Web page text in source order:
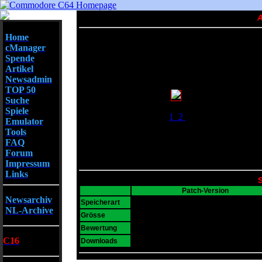
Home
cManager
Spende
Artikel
Newsadmin
TOP 50
Suche
Spiele
Emulator
Tools
FAQ
Forum
Impressum
Links
Newsarchiv
NL-Archive
C16
1 2
Patch-Version
Speicherart
Grösse
Bewertung
Downloads